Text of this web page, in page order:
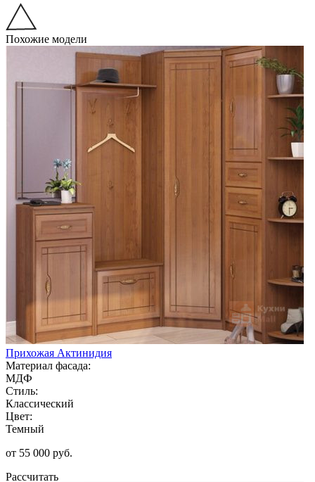
Похожие модели
Прихожая Актинидия
Материал фасада:
МДФ
Стиль:
Классический
Цвет:
Темный
от 55 000 руб.
Рассчитать